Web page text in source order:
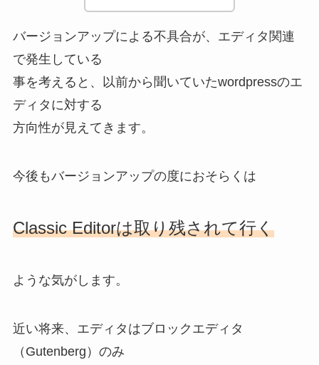
バージョンアップによる不具合が、エディタ関連
で発生している
事を考えると、以前から聞いていたwordpressのエ
ディタに対する
方向性が見えてきます。
今後もバージョンアップの度におそらくは
Classic Editorは取り残されて行く
ような気がします。
近い将来、エディタはブロックエディタ
（Gutenberg）のみ